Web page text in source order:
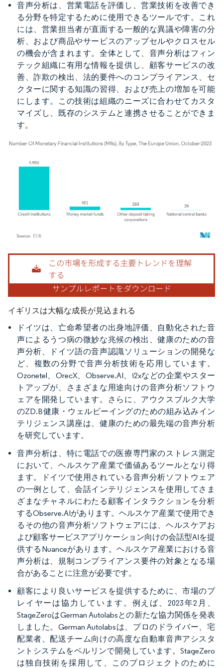
音声分析は、営業電話を評価し、営業技術を改善でき
る分野を特定するために使用できるツールです。これ
には、営業担当者が直面する一般的な異議や障害の分
析、および商品やサービスのアップセルやクロスセル
の機会が含まれます。全体として、音声分析はフィン
テック組織に有用な情報を提供し、顧客サービスの改
善、詐欺の検出、法的要件へのコンプライアンス、セ
クターに関する知識の習得、および売上の増加を可能
にします。この技術は組織のニーズに合わせてカスタ
マイズし、既存のシステムと連携させることができま
す。
画像 © Mordor Intelligence。再利用にはCC BY 4.0の表示が必要です。
イギリスは大幅な成長が見込まれる
ドイツは、亡命希望者の出身地評価、自動化された音
声によるうつ病の微妙な兆候の検出、健康のための音
声分析、ドイツ語の音声認識ソリューションの開発な
ど、複数の分野で音声分析技術を応用しています。
Ozonetel、OrecX、Observe.AI、i2xなどの企業やスター
トアップが、さまざまな用途向けの音声分析ソフトウ
ェアを開発しています。さらに、アウクスブルク大学
のZD.B健康・ウェルビーイングのための組み込みイン
テリジェンス講座は、健康のための最先端の音声分析
を研究しています。
音声分析は、特に電話での医療専門家のストレス測定
において、ヘルスケア産業で価値あるツールとなり得
ます。ドイツで使用されている音声分析ソフトウェア
の一例として、会話インテリジェンスを使用してさま
ざまなチャネルにわたる顧客インタラクションを分析
するObserve.AIがあります。ヘルスケア産業で使用でき
るその他の音声分析ソフトウェアには、ヘルスケアお
よび顧客サービスアプリケーション向けの会話型AIを提
供するNuanceがあります。ヘルスケア産業における音
声分析は、規制コンプライアンス要件の対象となる場
合があることに注意が必要です。
顧客により良いサービスを提供するために、市場のプ
レイヤーは協力しています。例えば、2023年2月、
StageZeroはGerman Autolabsとの新たな協力関係を発表
しました。German Autolabsは、プロのドライバー、宅
配業者、配送チーム向けの高度な自動車音声アシスタ
ントシステムをベルリンで開発しています。StageZero
は独自技術を採用して、このプロジェクトのために